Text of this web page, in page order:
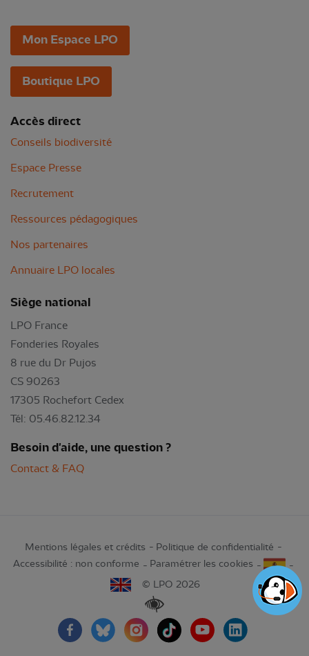
Mon Espace LPO
Boutique LPO
Accès direct
Conseils biodiversité
Espace Presse
Recrutement
Ressources pédagogiques
Nos partenaires
Annuaire LPO locales
Siège national
LPO France
Fonderies Royales
8 rue du Dr Pujos
CS 90263
17305 Rochefort Cedex
Tél: 05.46.82.12.34
Besoin d'aide, une question ?
Contact & FAQ
Mentions légales et crédits
Politique de confidentialité
Accessibilité : non conforme
Paramétrer les cookies
© LPO 2026
Renforcer les contrastes